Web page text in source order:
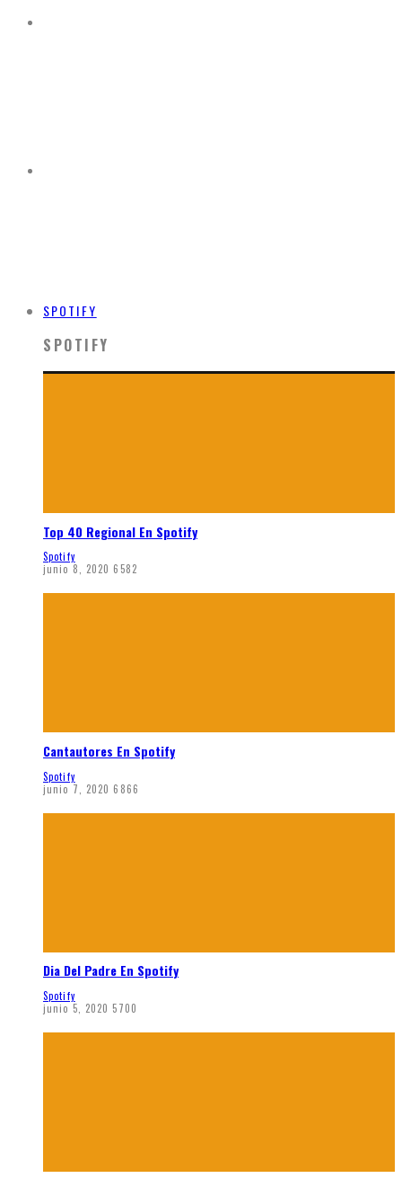
SPOTIFY
SPOTIFY
Top 40 Regional En Spotify
Spotify
junio 8, 2020 6582
Cantautores En Spotify
Spotify
junio 7, 2020 6866
Dia Del Padre En Spotify
Spotify
junio 5, 2020 5700